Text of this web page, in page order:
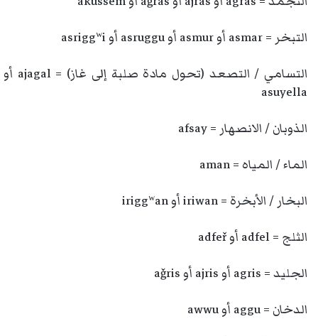
التبخر = asmar أو asmur أو asruggu أو asriggʷi
التسامي / التصعد (تحول مادة صلبة إلى غاز) = ajagal أو
asuyella
الذوبان / الانصهار = afsay
الماء / المياه = aman
البخار / الأبخرة = iriwan أو iriggʷan
الثلج = adfel أو adfeř
الجليد = agris أو ajris أو aǧris
الدخان = aggu أو awwu